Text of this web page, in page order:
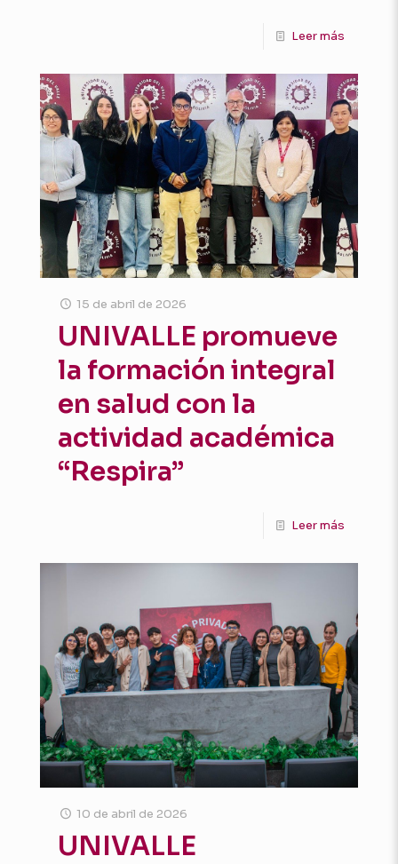
Leer más
15 de abril de 2026
UNIVALLE promueve
la formación integral
en salud con la
actividad académica
“Respira”
Leer más
10 de abril de 2026
UNIVALLE